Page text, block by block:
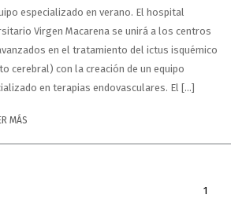
especializado en verano. El hospital
Virgen Macarena se unirá a los centros
en el tratamiento del ictus isquémico
cerebral) con la creación de un equipo
en terapias endovasculares. El […]
MÁS
1